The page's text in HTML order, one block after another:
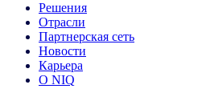
Решения
Отрасли
Партнерская сеть
Новости
Карьера
О NIQ